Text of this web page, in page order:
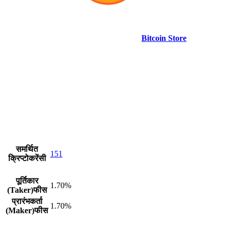
Bitcoin Store
समर्थित
क्रिप्टोकरेंसी
151
पूर्तिकार
(Taker)फीस
1.70%
प्रारंभकर्ता
(Maker)फीस
1.70%